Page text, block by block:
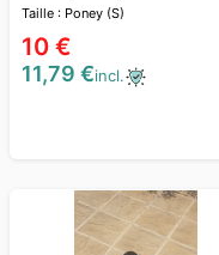
Taille : Poney (S)
10 €
11,79 €incl.